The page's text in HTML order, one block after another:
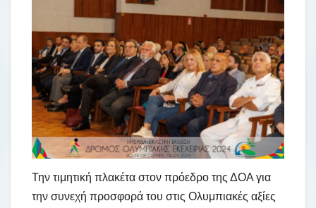
Την τιμητική πλακέτα στον πρόεδρο της ΔΟΑ για
την συνεχή προσφορά του στις Ολυμπιακές αξίες